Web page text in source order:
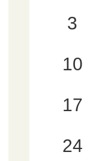
3
10
17
24